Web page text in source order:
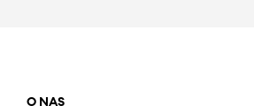
O NAS